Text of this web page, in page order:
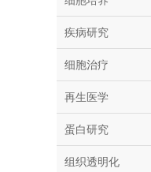
疾病研究
细胞治疗
再生医学
蛋白研究
组织透明化